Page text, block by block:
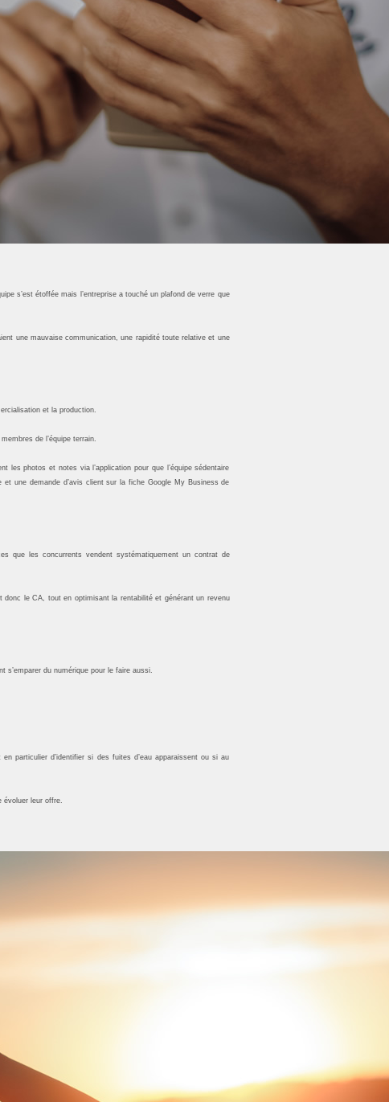
s’est étoffée mais l’entreprise a touché un plafond de verre que
une mauvaise communication, une rapidité toute relative et une
et la production.
de l’équipe terrain.
les photos et notes via l’application pour que l’équipe sédentaire
une demande d’avis client sur la fiche Google My Business de
que les concurrents vendent systématiquement un contrat de
le CA, tout en optimisant la rentabilité et générant un revenu
du numérique pour le faire aussi.
particulier d’identifier si des fuites d’eau apparaissent ou si au
évoluer leur offre.